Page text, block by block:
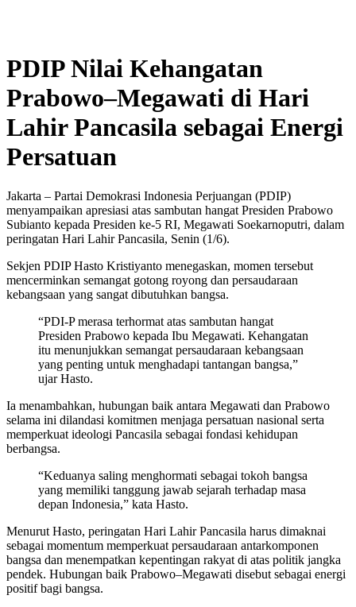
PDIP Nilai Kehangatan
Prabowo–Megawati di Hari
Lahir Pancasila sebagai Energi
Persatuan
Jakarta – Partai Demokrasi Indonesia Perjuangan (PDIP)
menyampaikan apresiasi atas sambutan hangat Presiden Prabowo
Subianto kepada Presiden ke-5 RI, Megawati Soekarnoputri, dalam
peringatan Hari Lahir Pancasila, Senin (1/6).
Sekjen PDIP Hasto Kristiyanto menegaskan, momen tersebut
mencerminkan semangat gotong royong dan persaudaraan
kebangsaan yang sangat dibutuhkan bangsa.
“PDI-P merasa terhormat atas sambutan hangat
Presiden Prabowo kepada Ibu Megawati. Kehangatan
itu menunjukkan semangat persaudaraan kebangsaan
yang penting untuk menghadapi tantangan bangsa,”
ujar Hasto.
Ia menambahkan, hubungan baik antara Megawati dan Prabowo
selama ini dilandasi komitmen menjaga persatuan nasional serta
memperkuat ideologi Pancasila sebagai fondasi kehidupan
berbangsa.
“Keduanya saling menghormati sebagai tokoh bangsa
yang memiliki tanggung jawab sejarah terhadap masa
depan Indonesia,” kata Hasto.
Menurut Hasto, peringatan Hari Lahir Pancasila harus dimaknai
sebagai momentum memperkuat persaudaraan antarkomponen
bangsa dan menempatkan kepentingan rakyat di atas politik jangka
pendek. Hubungan baik Prabowo–Megawati disebut sebagai energi
positif bagi bangsa.